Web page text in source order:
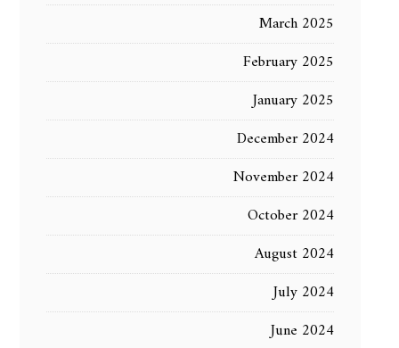
March 2025
February 2025
January 2025
December 2024
November 2024
October 2024
August 2024
July 2024
June 2024